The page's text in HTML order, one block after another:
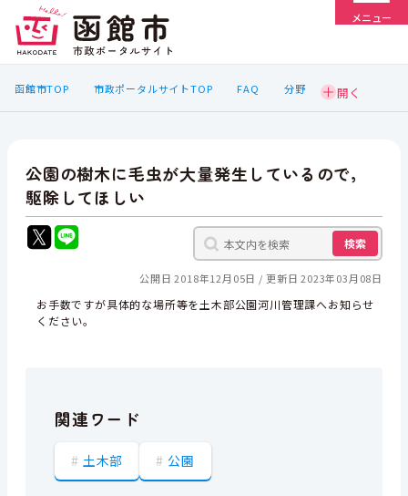
メニュー
函館市TOP 市政ポータルサイトTOP FAQ 分野
公園の樹木に毛虫が大量発生しているので，
駆除してほしい
検索
公開日 2018年12月05日 更新日 2023年03月08日
お手数ですが具体的な場所等を土木部公園河川管理課へお知らせ
ください。
関連ワード
土木部 公園